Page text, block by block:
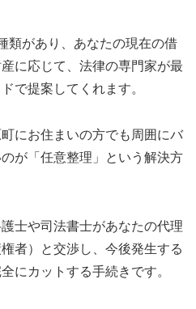
類があり、あなたの現在の借
に応じて、法律の専門家が最
で提案してくれます。
にお住まいの方でも周囲にバ
が「任意整理」という解決方
士や司法書士があなたの代理
者）と交渉し、今後発生する
にカットする手続きです。